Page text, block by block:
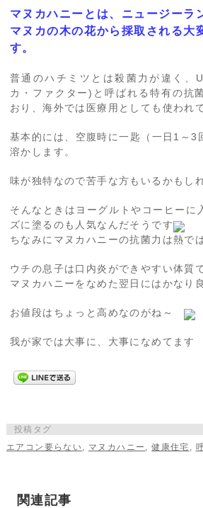
マヌカハニーとは、ニュージーラ
マヌカの木の花から採取される大
す。
普通のハチミツとは殺菌力が違く、
カ・ファクター)と呼ばれる特有の抗
おり、海外では医療用としても使われ
基本的には、空腹時に一匙（一日1～3
溶かします。
味が独特なので苦手な方もいるかもし
そんなときはヨーグルトやコーヒーに
ズに塗るのも人気なんだそうです
ちなみにマヌカハニーの抗菌力は熱で
ウチの息子は口内炎ができやすい体質
マヌカハニーをなめた翌日にはかな
お値段はちょっと高めなのがね～
我が家では大事に、大事になめてま
投稿タグ
エアコン要らない, マヌカハニー ,健康住宅 ,
関連記事